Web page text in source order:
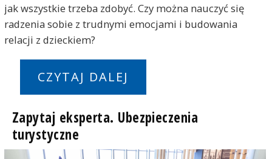
jak wszystkie trzeba zdobyć. Czy można nauczyć się
radzenia sobie z trudnymi emocjami i budowania
relacji z dzieckiem?
CZYTAJ DALEJ
Zapytaj eksperta. Ubezpieczenia
turystyczne